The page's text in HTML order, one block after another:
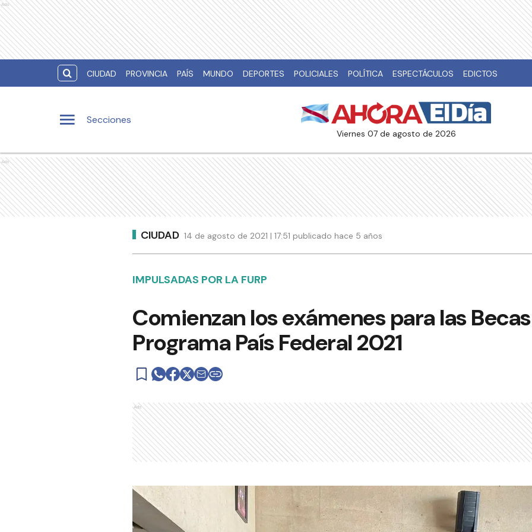
Ads
CIUDAD PROVINCIA PAÍS MUNDO DEPORTES POLICIALES POLÍTICA ESPECTÁCULOS EDICTOS
Secciones
viernes 07 de agosto de 2026
Ads
CIUDAD 14 de agosto de 2021 | 17:51 publicado hace 5 años
IMPULSADAS POR LA FURP
Comienzan los exámenes para las
Programa País Federal 2021
Ads